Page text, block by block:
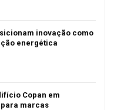
inovação como
energética
Copan em
marcas